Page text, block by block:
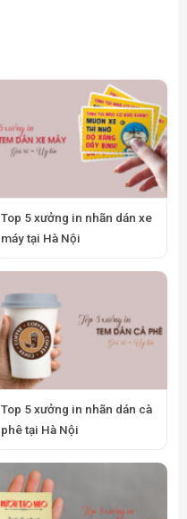
Top 5 xưởng in nhãn dán xe
máy tại Hà Nội
Top 5 xưởng in nhãn dán cà
phê tại Hà Nội